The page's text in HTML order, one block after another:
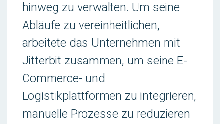
hinweg zu verwalten. Um seine
Abläufe zu vereinheitlichen,
arbeitete das Unternehmen mit
Jitterbit zusammen, um seine E-
Commerce- und
Logistikplattformen zu integrieren,
manuelle Prozesse zu reduzieren